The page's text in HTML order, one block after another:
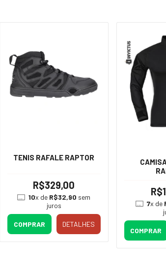
TENIS RAFALE RAPTOR
R$329,00
10x de R$32,90 sem
juros
COMPRAR DETALHES
7x de
COMPRAR